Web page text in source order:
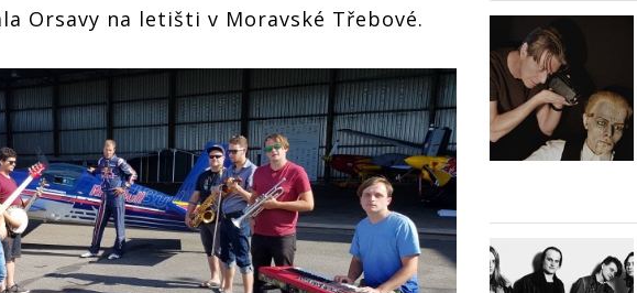
Orsavy na letišti v Moravské Třebové.